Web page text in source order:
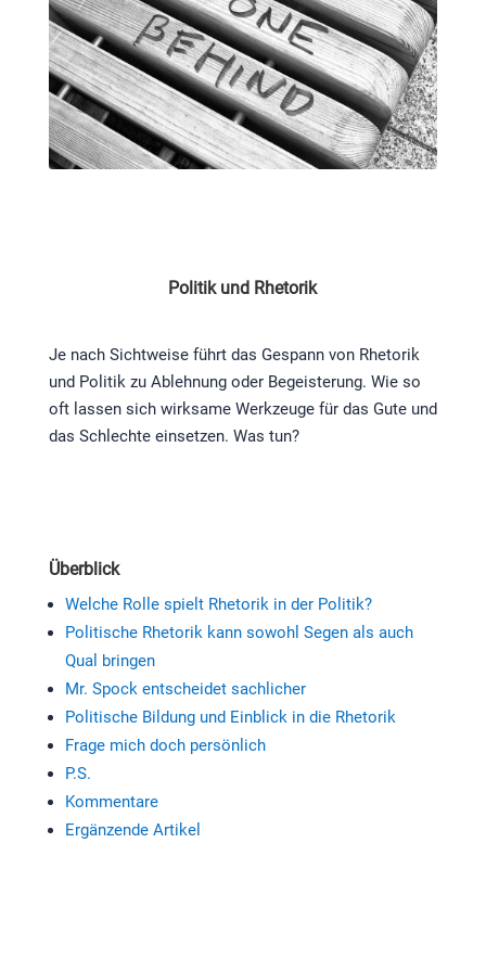
Politik und Rhetorik
Je nach Sichtweise führt das Gespann von Rhetorik
und Politik zu Ablehnung oder Begeisterung. Wie so
oft lassen sich wirksame Werkzeuge für das Gute und
das Schlechte einsetzen. Was tun?
Überblick
Welche Rolle spielt Rhetorik in der Politik?
Politische Rhetorik kann sowohl Segen als auch
Qual bringen
Mr. Spock entscheidet sachlicher
Politische Bildung und Einblick in die Rhetorik
Frage mich doch persönlich
P.S.
Kommentare
Ergänzende Artikel